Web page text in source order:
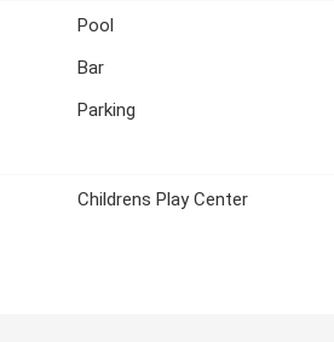
Pool
Bar
Parking
Childrens Play Center